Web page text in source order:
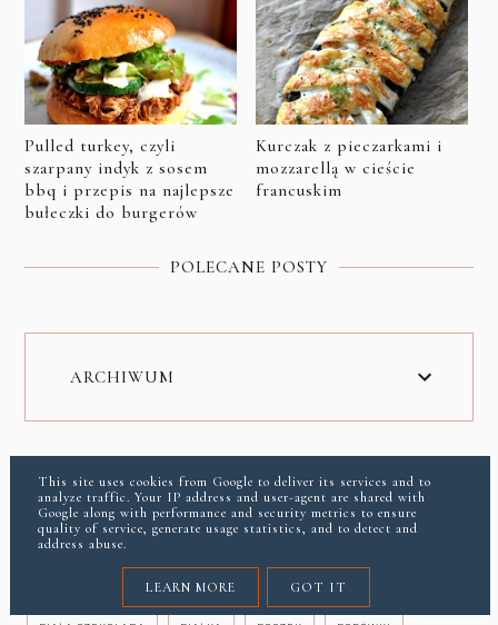
Pulled turkey, czyli
szarpany indyk z sosem
bbq i przepis na najlepsze
bułeczki do burgerów
Kurczak z pieczarkami i
mozzarellą w cieście
francuskim
POLECANE POSTY
ARCHIWUM
ETYKIETY
ANANAS ANCHOIS AWOKADO AZJATYCKIE
This site uses cookies from Google to deliver its services and to
analyze traffic. Your IP address and user-agent are shared with
Google along with performance and security metrics to ensure
quality of service, generate usage statistics, and to detect and
address abuse.
LEARN MORE GOT IT